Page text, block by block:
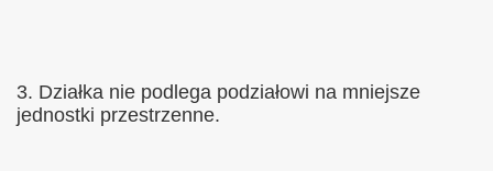
3. Działka nie podlega podziałowi na mniejsze
jednostki przestrzenne.